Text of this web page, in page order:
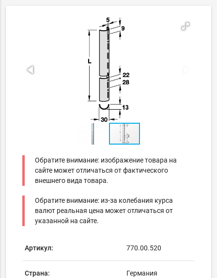
Обратите внимание: изображение товара на
сайте может отличаться от фактического
внешнего вида товара.
Обратите внимание: из-за колебания курса
валют реальная цена может отличаться от
указанной на сайте.
Артикул: 770.00.520
Страна: Германия